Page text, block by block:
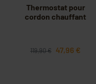
Thermostat pour
cordon chauffant
119,90 € 47,96 €